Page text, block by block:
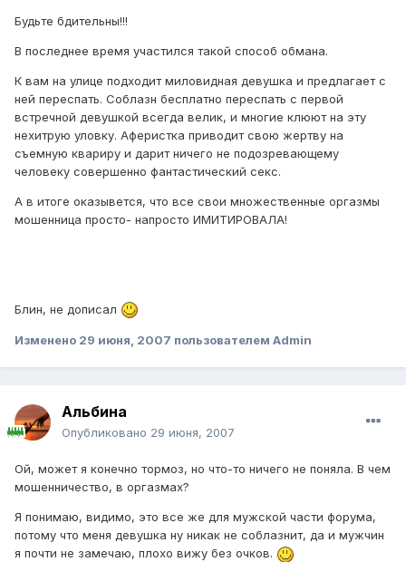
Будьте бдительны!!!
В последнее время участился такой способ обмана.
К вам на улице подходит миловидная девушка и предлагает с
ней переспать. Соблазн бесплатно переспать с первой
встречной девушкой всегда велик, и многие клюют на эту
нехитрую уловку. Аферистка приводит свою жертву на
съемную квариру и дарит ничего не подозревающему
человеку совершенно фантастический секс.
А в итоге оказывется, что все свои множественные оргазмы
мошенница просто- напросто ИМИТИРОВАЛА!
Блин, не дописал
Изменено 29 июня, 2007 пользователем Admin
Альбина
Опубликовано 29 июня, 2007
Ой, может я конечно тормоз, но что-то ничего не поняла. В чем
мошенничество, в оргазмах?
Я понимаю, видимо, это все же для мужской части форума,
потому что меня девушка ну никак не соблазнит, да и мужчин
я почти не замечаю, плохо вижу без очков.